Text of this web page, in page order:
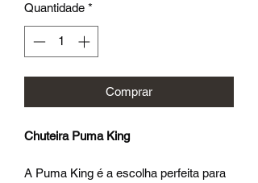
Quantidade *
Comprar
Chuteira Puma King
A Puma King é a escolha perfeita para